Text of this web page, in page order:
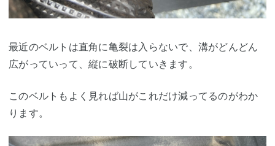
最近のベルトは直角に亀裂は入らないで、溝がどんどん
広がっていって、縦に破断していきます。
このベルトもよく見れば山がこれだけ減ってるのがわか
ります。